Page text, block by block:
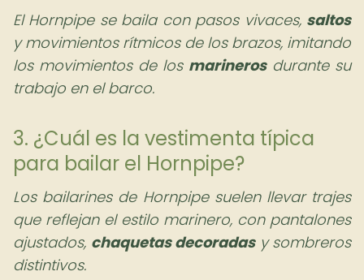
El Hornpipe se baila con pasos vivaces, saltos
y movimientos rítmicos de los brazos, imitando
los movimientos de los marinerosdurante su
trabajo en el barco.
3. ¿Cuál es la vestimenta típica
para bailar el Hornpipe?
Los bailarines de Hornpipe suelen llevar trajes
que reflejan el estilo marinero, con pantalones
ajustados, chaquetas decoradasy sombreros
distintivos.